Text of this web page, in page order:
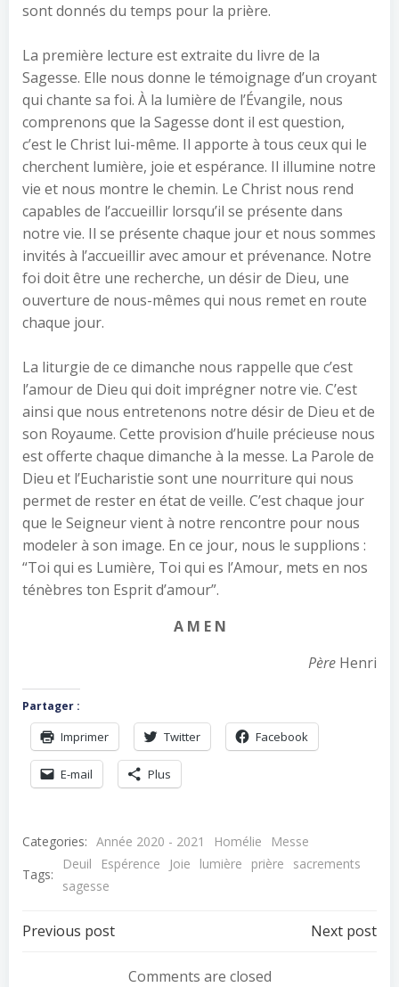
sont donnés du temps pour la prière.
La première lecture est extraite du livre de la
Sagesse. Elle nous donne le témoignage d’un croyant
qui chante sa foi. À la lumière de l’Évangile, nous
comprenons que la Sagesse dont il est question,
c’est le Christ lui-même. Il apporte à tous ceux qui le
cherchent lumière, joie et espérance. Il illumine notre
vie et nous montre le chemin. Le Christ nous rend
capables de l’accueillir lorsqu’il se présente dans
notre vie. Il se présente chaque jour et nous sommes
invités à l’accueillir avec amour et prévenance. Notre
foi doit être une recherche, un désir de Dieu, une
ouverture de nous-mêmes qui nous remet en route
chaque jour.
La liturgie de ce dimanche nous rappelle que c’est
l’amour de Dieu qui doit imprégner notre vie. C’est
ainsi que nous entretenons notre désir de Dieu et de
son Royaume. Cette provision d’huile précieuse nous
est offerte chaque dimanche à la messe. La Parole de
Dieu et l’Eucharistie sont une nourriture qui nous
permet de rester en état de veille. C’est chaque jour
que le Seigneur vient à notre rencontre pour nous
modeler à son image. En ce jour, nous le supplions :
“Toi qui es Lumière, Toi qui es l’Amour, mets en nos
ténèbres ton Esprit d’amour”.
A M E N
Père Henri
Partager :
Imprimer Twitter Facebook
E-mail Plus
Categories: Année 2020 - 2021 Homélie
Messe
Tags:
Deuil Espérence Joie lumière prière
sacrements
sagesse
Navigation
Previous post
Navigation
Next post
Comments are closed